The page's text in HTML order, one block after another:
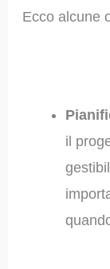
Ecco alcune
il